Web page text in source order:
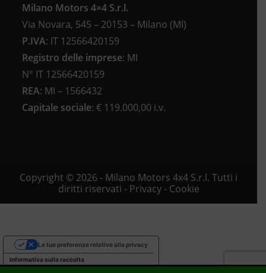
Milano Motors 4×4 S.r.l.
Via Novara, 545 – 20153 – Milano (MI)
P.IVA: IT 12566420159
Registro delle imprese: MI
N° IT 12566420159
REA: MI – 1566432
Capitale sociale: € 119.000,00 i.v.
Copyright © 2026 - Milano Motors 4x4 S.r.l. Tutti i
diritti riservati - Privacy- Cookie
Informativa sulla raccolta
Le tue preferenze relative alla privacy